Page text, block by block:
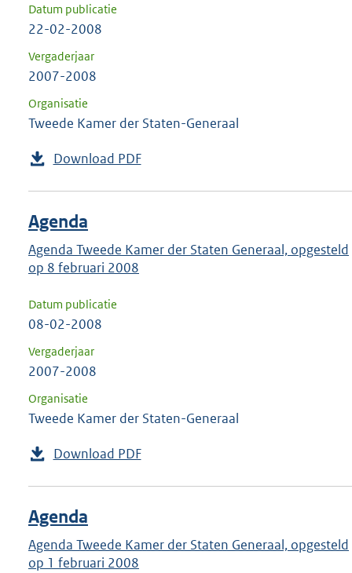
Datum publicatie
22-02-2008
Vergaderjaar
2007-2008
Organisatie
Tweede Kamer der Staten-Generaal
Download PDF
Agenda
Agenda Tweede Kamer der Staten Generaal, opgesteld
op 8 februari 2008
Datum publicatie
08-02-2008
Vergaderjaar
2007-2008
Organisatie
Tweede Kamer der Staten-Generaal
Download PDF
Agenda
Agenda Tweede Kamer der Staten Generaal, opgesteld
op 1 februari 2008